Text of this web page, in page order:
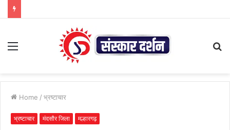
Menu
Home / भ्रष्टाचार
भ्रष्टाचार मंदसौर जिला मल्हारगढ़